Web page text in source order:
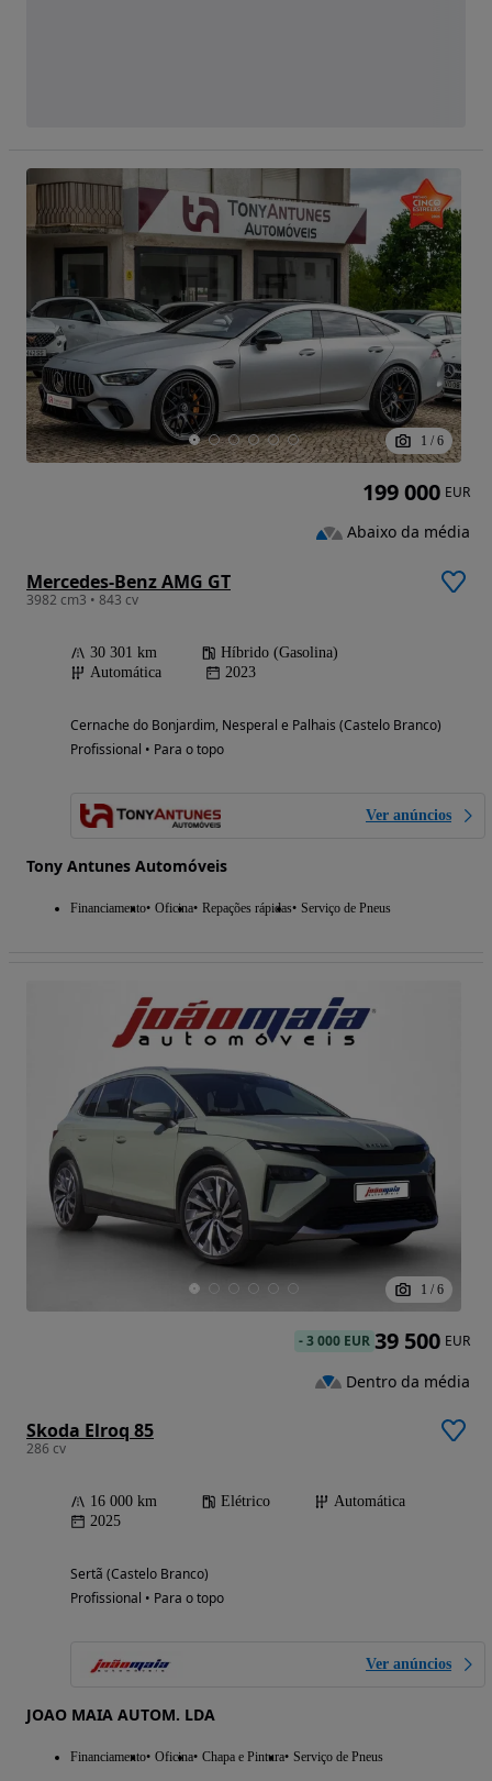
1 / 6
Mercedes-Benz AMG GT
3982 cm3 • 843 cv
30 301 km
Híbrido (Gasolina)
Automática
2023
Cernache do Bonjardim, Nesperal e Palhais (Castelo Branco)
Profissional • Para o topo
Ver anúncios
Tony Antunes Automóveis
Financiamento Oficina Repações rápidas Serviço de Pneus
199 000 EUR
Abaixo da média
1 / 6
Skoda Elroq 85
286 cv
16 000 km Elétrico
Automática
2025
Sertã (Castelo Branco)
Profissional • Para o topo
Ver anúncios
JOAO MAIA AUTOM. LDA
Financiamento Oficina Chapa e Pintura Serviço de Pneus
-3 000 EUR 39 500 EUR
Dentro da média